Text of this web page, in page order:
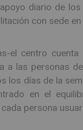
diario de
con sede
el centro
a las personas
los días de la
en el
persona